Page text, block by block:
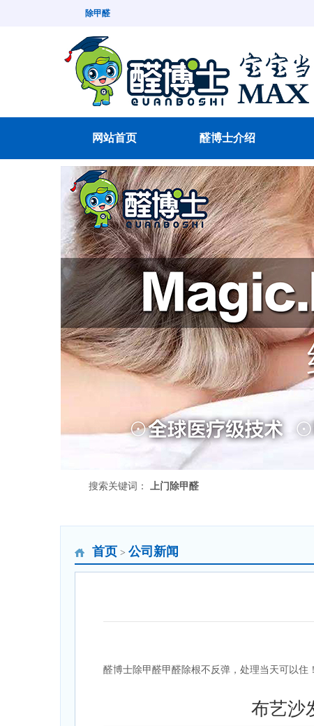
除甲醛
网站首页 醛博士介绍
搜索关键词： 上门除甲醛
首页 > 公司新闻
醛博士除甲醛甲醛除根不反弹，处理当天可以住
布艺沙